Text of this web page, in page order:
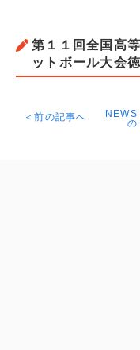
第１１回全国高
ットボール大会
＜前の記事へ
の